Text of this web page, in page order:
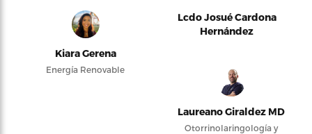
Kiara Gerena
Energía Renovable
Lcdo Josué Cardona
Hernández
Laureano Giraldez MD
Otorrinolaringología y